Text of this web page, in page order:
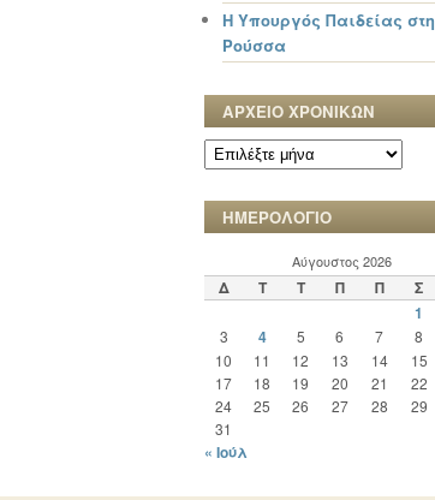
Η Υπουργός Παιδείας στη
Ρούσσα
ΑΡΧΕΙΟ ΧΡΟΝΙΚΩΝ
ΑΡΧΕΙΟ
ΧΡΟΝΙΚΩΝ
ΗΜΕΡΟΛΟΓΙΟ
Αύγουστος 2026
Δ Τ Τ Π Π Σ
1
3 4 5 6 7 8
10
11 12 13 14 15
17
18 19 20 21 22
24
25 26 27 28 29
31
« Ιούλ